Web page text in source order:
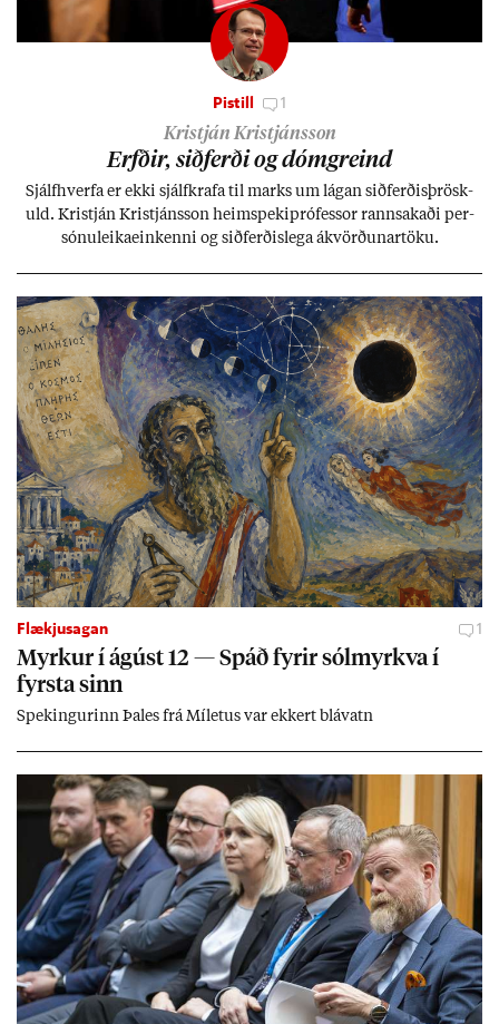
Pistill 1
Kristján Kristjánsson
Erfð­ir, sið­ferði og dómgreind
Sjálf­hverfa er ekki sjálf­krafa til marks um lág­an sið­ferð­is­þrösk­
uld. Kristján Kristjáns­son heim­speki­pró­fess­or rann­sak­aði per­
sónu­leika­ein­kenni og sið­ferð­is­lega ákvörð­un­ar­töku.
Flækjusagan 1
Myrk­ur í ág­úst 12 — Spáð fyr­ir sól­myrkva í
fyrsta sinn
Spek­ing­ur­inn Þa­les frá Míletus var ekk­ert blá­vatn